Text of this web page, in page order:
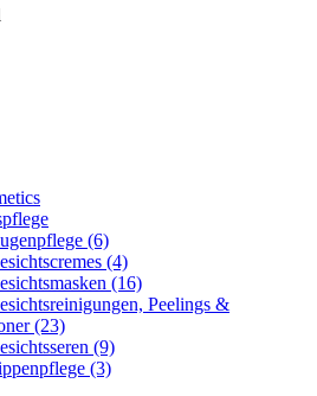
(6)
(4)
(16)
Peelings &
(23)
(9)
(3)